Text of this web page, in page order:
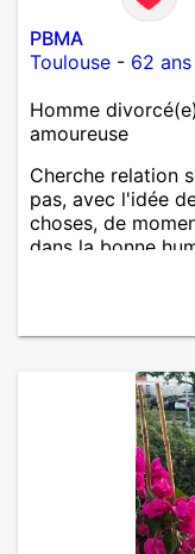
PBMA
Toulouse - 62 ans
Homme
amoureuse
Cherche relation
pas, avec l'idée
choses, de
dans la bonne
sérieux tout ça,
Jeu périlleux
, la vie elle
personnes
le verre à moitié
ensemble...🤗